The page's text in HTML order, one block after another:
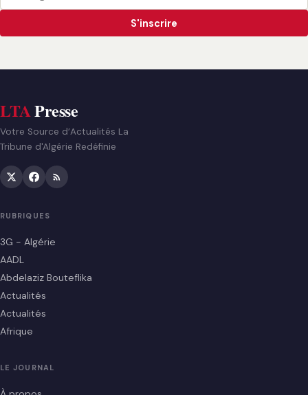
S'inscrire
LTAPresse
Votre Source d’Actualités La
Tribune d'Algérie Redéfinie
RUBRIQUES
3G - Algérie
AADL
Abdelaziz Bouteflika
Actualités
Actualités
Afrique
LE JOURNAL